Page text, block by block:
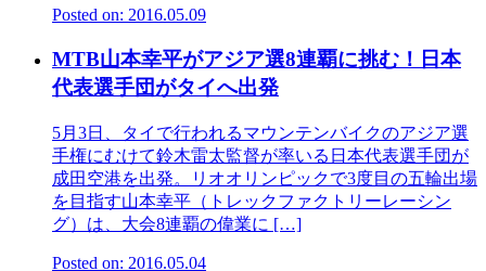
Posted on: 2016.05.09
MTB山本幸平がアジア選8連覇に挑む！日本
代表選手団がタイへ出発
5月3日、タイで行われるマウンテンバイクのアジア選
手権にむけて鈴木雷太監督が率いる日本代表選手団が
成田空港を出発。リオオリンピックで3度目の五輪出場
を目指す山本幸平（トレックファクトリーレーシン
グ）は、大会8連覇の偉業に […]
Posted on: 2016.05.04